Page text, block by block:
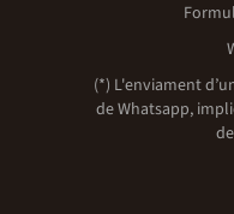
(*) L'enviament
de Whatsapp,